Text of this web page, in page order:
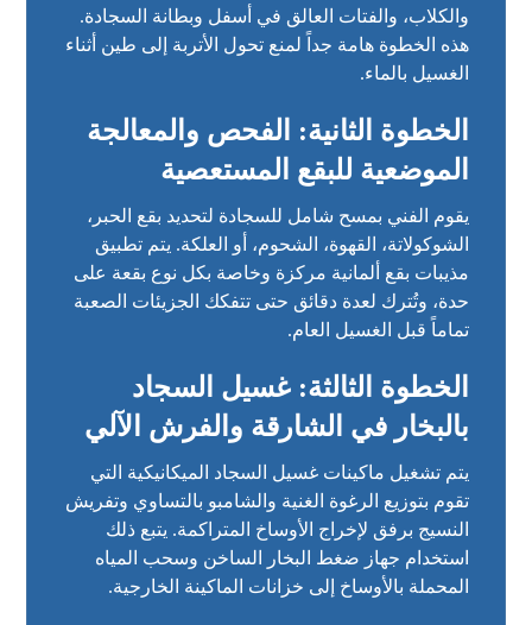
والكلاب، والفتات العالق في أسفل وبطانة السجادة.
هذه الخطوة هامة جداً لمنع تحول الأتربة إلى طين أثناء
الغسيل بالماء.
الخطوة الثانية: الفحص والمعالجة
الموضعية للبقع المستعصية
يقوم الفني بمسح شامل للسجادة لتحديد بقع الحبر،
الشوكولاتة، القهوة، الشحوم، أو العلكة. يتم تطبيق
مذيبات بقع ألمانية مركزة وخاصة بكل نوع بقعة على
حدة، وتُترك لعدة دقائق حتى تتفكك الجزيئات الصعبة
تماماً قبل الغسيل العام.
الخطوة الثالثة: غسيل السجاد
بالبخار في الشارقة والفرش الآلي
يتم تشغيل ماكينات غسيل السجاد الميكانيكية التي
تقوم بتوزيع الرغوة الغنية والشامبو بالتساوي وتفريش
النسيج برفق لإخراج الأوساخ المتراكمة. يتبع ذلك
استخدام جهاز ضغط البخار الساخن وسحب المياه
المحملة بالأوساخ إلى خزانات الماكينة الخارجية.